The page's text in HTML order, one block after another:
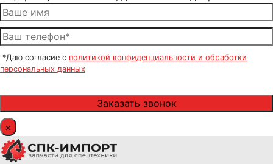
*Даю согласие с политикой конфиденциальности и обработки
персональных данных
×